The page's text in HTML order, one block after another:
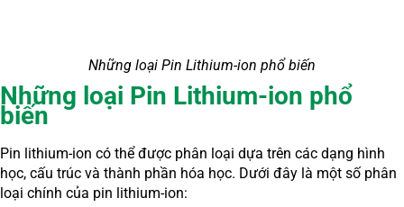
Những loại Pin Lithium-ion phổ biến
Những loại Pin Lithium-ion phổ
biến
Pin lithium-ion có thể được phân loại dựa trên các dạng hình
học, cấu trúc và thành phần hóa học. Dưới đây là một số phân
loại chính của pin lithium-ion: